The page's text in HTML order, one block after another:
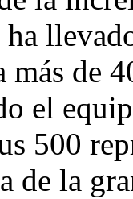
más de
el
500
de la